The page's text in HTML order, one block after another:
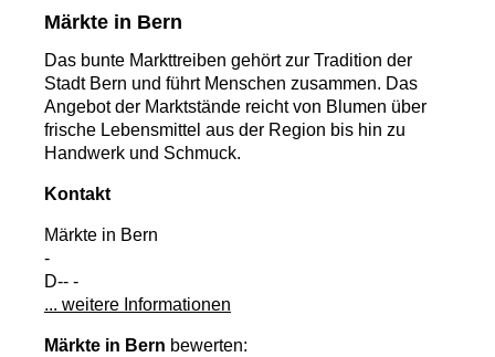
Märkte in Bern
Das bunte Markttreiben gehört zur Tradition der
Stadt Bern und führt Menschen zusammen. Das
Angebot der Marktstände reicht von Blumen über
frische Lebensmittel aus der Region bis hin zu
Handwerk und Schmuck.
Kontakt
Märkte in Bern
-
D-- -
... weitere Informationen
Märkte in Bern bewerten: